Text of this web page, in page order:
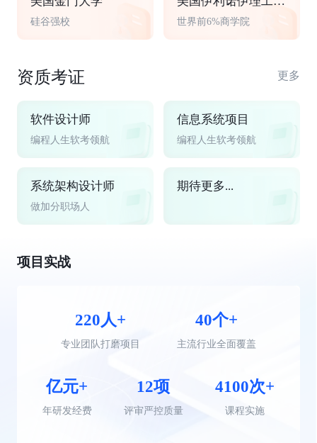
硅谷强校 世界前6%商学院
资质考证 更多
软件设计师
编程人生软考领航
信息系统项目
编程人生软考领航
系统架构设计师
做加分职场人
期待更多...
项目实战
220人+
专业团队打磨项目
40个+
主流行业全面覆盖
亿元+
年研发经费
12项
评审严控质量
4100次+
课程实施